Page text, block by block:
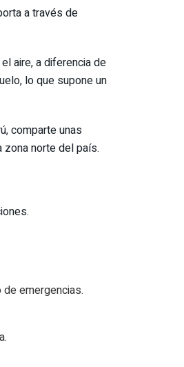
a través de
aire, a diferencia de
lo que supone un
comparte unas
norte del país.
emergencias.